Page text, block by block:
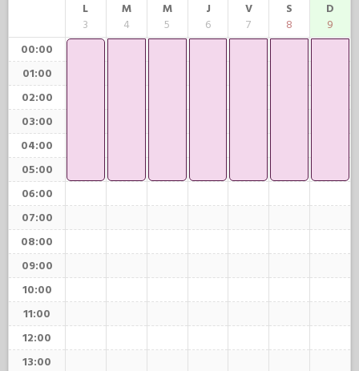
L
3
M
4
M
5
J
6
V
7
S
8
D
9
00:00
01:00
02:00
03:00
04:00
05:00
06:00
07:00
08:00
09:00
10:00
11:00
12:00
13:00